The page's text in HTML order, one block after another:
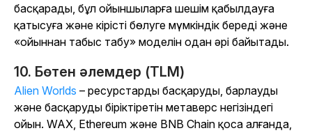
басқарады, бұл ойыншыларға шешім қабылдауға
қатысуға және кірісті бөлуге мүмкіндік береді және
«ойыннан табыс табу» моделін одан әрі байытады.
10. Бөтен әлемдер (TLM)
Alien Worlds – ресурстарды басқаруды, барлауды
және басқаруды біріктіретін метаверс негізіндегі
ойын. WAX, Ethereum және BNB Chain қоса алғанда,